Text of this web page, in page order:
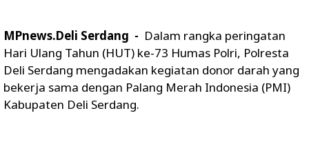
MPnews.Deli Serdang - Dalam rangka peringatan
Hari Ulang Tahun (HUT) ke-73 Humas Polri, Polresta
Deli Serdang mengadakan kegiatan donor darah yang
bekerja sama dengan Palang Merah Indonesia (PMI)
Kabupaten Deli Serdang.